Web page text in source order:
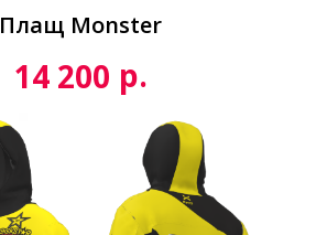
Плащ Monster
14 200 р.